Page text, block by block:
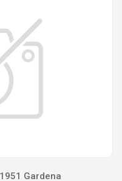
Gardena